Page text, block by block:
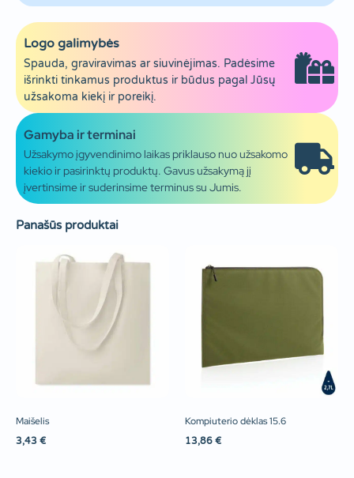
Logo galimybės
Spauda, graviravimas ar siuvinėjimas. Padėsime
išrinkti tinkamus produktus ir būdus pagal Jūsų
užsakoma kiekį ir poreikį.
Gamyba ir terminai
Užsakymo įgyvendinimo laikas priklauso nuo užsakomo
kiekio ir pasirinktų produktų. Gavus užsakymą jį
įvertinsime ir suderinsime terminus su Jumis.
Panašūs produktai
Maišelis
3,43 €
Kompiuterio dėklas 15.6
13,86 €